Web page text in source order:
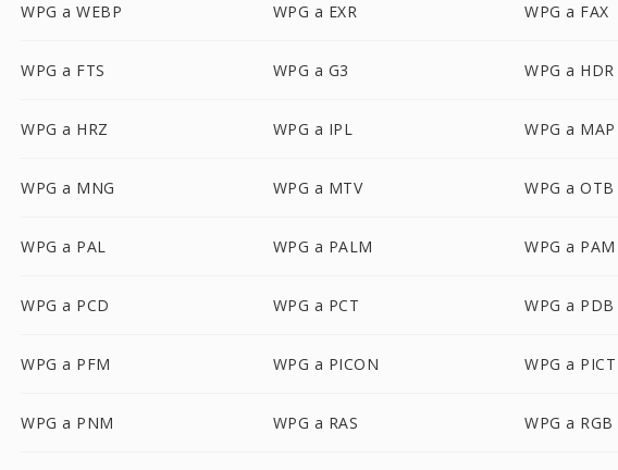
WPG a WEBP WPG a EXR WPG a FAX
WPG a FTS WPG a G3 WPG a HDR
WPG a HRZ WPG a IPL WPG a MAP
WPG a MNG WPG a MTV WPG a OTB
WPG a PAL WPG a PALM WPG a PAM
WPG a PCD WPG a PCT WPG a PDB
WPG a PFM WPG a PICON WPG a PICT
WPG a PNM WPG a RAS WPG a RGB